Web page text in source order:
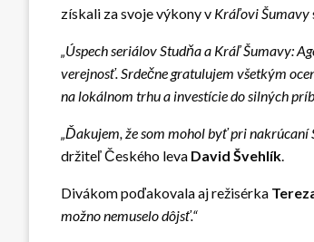
získali za svoje výkony v Kráľovi Šumavy
„Úspech seriálov Studňa a Kráľ Šumavy:
verejnosť. Srdečne gratulujem všetkým
na lokálnom trhu a investície do silných
„Ďakujem, že som mohol byť pri
držiteľ Českého leva David Švehlík.
Divákom poďakovala aj režisérka
možno nemuselo dôjsť.“